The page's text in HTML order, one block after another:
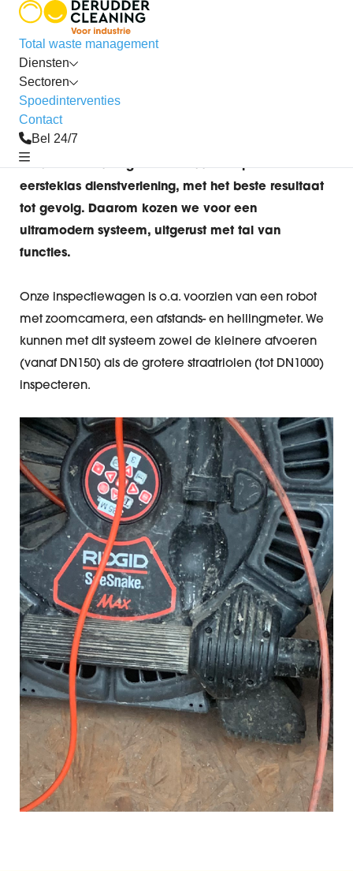
Total waste management
Diensten
Sectoren
Spoedinterventies
Contact
Bel 24/7
rioolinspectie
Wat onze
rioolinspectiewagen
voor jou kan betekenen
Derudder Cleaning zet volle bak in op een
eersteklas dienstverlening, met het beste resultaat
tot gevolg. Daarom kozen we voor een
ultramodern systeem, uitgerust met tal van
functies.
Onze inspectiewagen is o.a. voorzien van een robot
met zoomcamera, een afstands- en hellingmeter. We
kunnen met dit systeem zowel de kleinere afvoeren
(vanaf DN150) als de grotere straatriolen (tot DN1000)
inspecteren.